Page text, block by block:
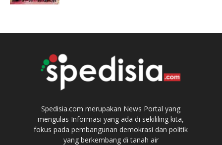
Spedisia.com merupakan News Portal yang
mengulas Informasi yang ada di sekililing kita,
fokus pada pembangunan demokrasi dan politik
yang berkembang di tanah air